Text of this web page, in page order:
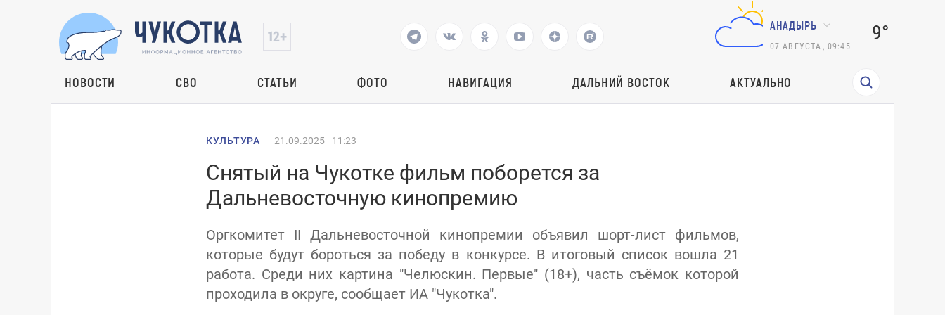
АНАДЫРЬ
07 АВГУСТА 09:45
9°
НОВОСТИ СВО СТАТЬИ ФОТО НАВИГАЦИЯ ДАЛЬНИЙ ВОСТОК АКТУАЛЬНО
КУЛЬТУРА 21.09.2025 11:23
Снятый на Чукотке фильм поборется за
Дальневосточную кинопремию
Оргкомитет II Дальневосточной кинопремии объявил шорт-лист фильмов,
которые будут бороться за победу в конкурсе. В итоговый список вошла 21
работа. Среди них картина "Челюскин. Первые" (18+), часть съёмок которой
проходила в округе, сообщает ИА "Чукотка".